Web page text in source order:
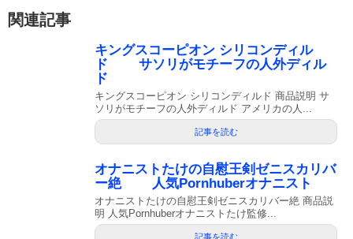
関連記事
キングスコーピオン シリコンディル
ド サソリがモチーフの人外ディル
ド
キングスコーピオン シリコンディルド 商品説明 サ
ソリがモチーフの人外ディルド アメリカの人...
記事を読む
オナニストたけの自慰王剣ゼニスカリバ
ー絶 人気Pornhuberオナニスト
オナニストたけの自慰王剣ゼニスカリバー絶 商品説
明 人気Pornhuberオナニストたけ監修...
記事を読む